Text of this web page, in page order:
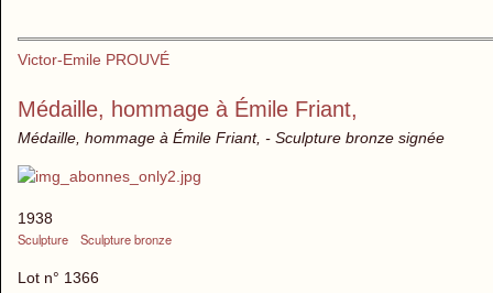
Victor-Emile PROUVÉ
Médaille, hommage à Émile Friant,
Médaille, hommage à Émile Friant, - Sculpture bronze signée
1938
Sculpture
Sculpture bronze
Lot n° 1366